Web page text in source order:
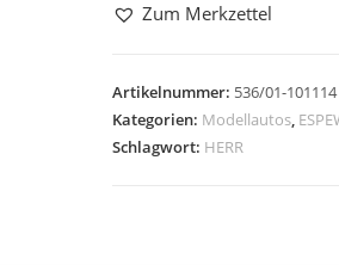
Zum Merkzettel
Artikelnummer: 536/01-101114
Kategorien: Modellautos,
Schlagwort: HERR